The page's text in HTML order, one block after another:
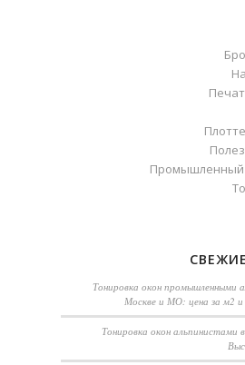
Промышленный
Тонировка окон промышленными
Москве и МО: цена за м2
Тонировка окон альпинистами